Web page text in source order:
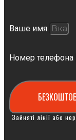
Ваше имя
Номер телефона
Зайняті лінії або